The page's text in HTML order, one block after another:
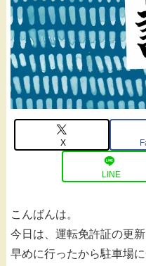
X
LINE
こんばんは。
今日は、運転免許証の更
早めに行ったから駐車場